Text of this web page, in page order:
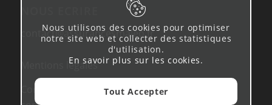
contact@assurancesmaleo.fr
Mentions légales
Conditions d’utilisation & Politique de
Nous utilisons des cookies pour optimiser
notre site web et collecter des statistiques
d'utilisation.
En savoir plus sur les cookies.
Tout Accepter